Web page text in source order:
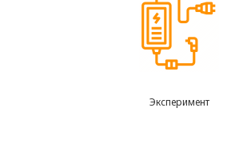
Эксперимент